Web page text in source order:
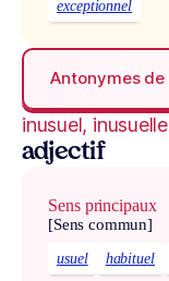
exceptionnel
Antonymes de
inusuel, inusuelle
adjectif
Sens principaux
[Sens commun]
usuel habituel